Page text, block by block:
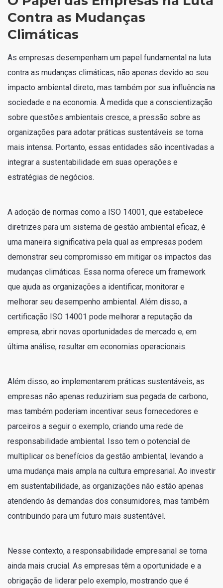
Contra as Mudanças
Climáticas
As empresas desempenham um papel fundamental na luta
contra as mudanças climáticas, não apenas devido ao seu
impacto ambiental direto, mas também por sua influência na
sociedade e na economia. À medida que a conscientização
sobre questões ambientais cresce, a pressão sobre as
organizações para adotar práticas sustentáveis se torna
mais intensa. Portanto, essas entidades são incentivadas a
integrar a sustentabilidade em suas operações e
estratégias de negócios.
A adoção de normas como a ISO 14001, que estabelece
diretrizes para um sistema de gestão ambiental eficaz, é
uma maneira significativa pela qual as empresas podem
demonstrar seu compromisso em mitigar os impactos das
mudanças climáticas. Essa norma oferece um framework
que ajuda as organizações a identificar, monitorar e
melhorar seu desempenho ambiental. Além disso, a
certificação ISO 14001 pode melhorar a reputação da
empresa, abrir novas oportunidades de mercado e, em
última análise, resultar em economias operacionais.
Além disso, ao implementarem práticas sustentáveis, as
empresas não apenas reduziriam sua pegada de carbono,
mas também poderiam incentivar seus fornecedores e
parceiros a seguir o exemplo, criando uma rede de
responsabilidade ambiental. Isso tem o potencial de
multiplicar os benefícios da gestão ambiental, levando a
uma mudança mais ampla na cultura empresarial. Ao investir
em sustentabilidade, as organizações não estão apenas
atendendo às demandas dos consumidores, mas também
contribuindo para um futuro mais sustentável.
Nesse contexto, a responsabilidade empresarial se torna
ainda mais crucial. As empresas têm a oportunidade e a
obrigação de liderar pelo exemplo, mostrando que é